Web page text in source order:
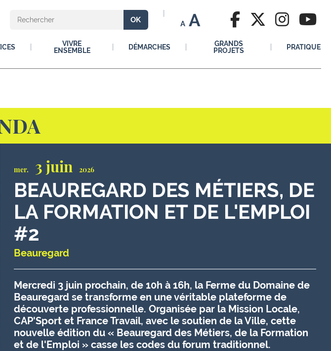
A A
VIVRE
ENSEMBLE
DÉMARCHES
GRANDS
PROJETS
PRATIQUE
mer. 3 juin 2026
BEAUREGARD DES MÉTIERS, DE
LA FORMATION ET DE L'EMPLOI
#2
Beauregard
Mercredi 3 juin prochain, de 10h à 16h, la Ferme du Domaine de
Beauregard se transforme en une véritable plateforme de
découverte professionnelle. Organisée par la Mission Locale,
CAP'Sport et France Travail, avec le soutien de la Ville, cette
nouvelle édition du « Beauregard des Métiers, de la Formation
et de l'Emploi » casse les codes du forum traditionnel.